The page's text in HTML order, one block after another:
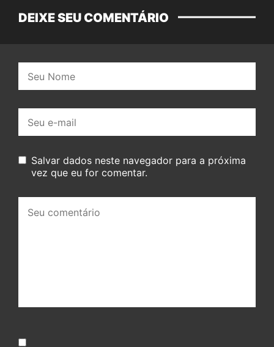
DEIXE SEU COMENTÁRIO
mail:
Salvar dados neste navegador para a próxima
vez que eu for comentar.
comentário: